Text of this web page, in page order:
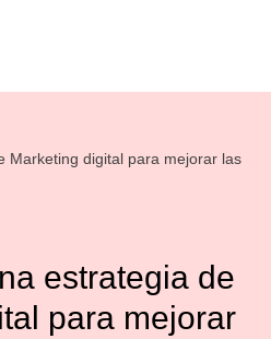
Marketing digital para mejorar las
estrategia de
para mejorar